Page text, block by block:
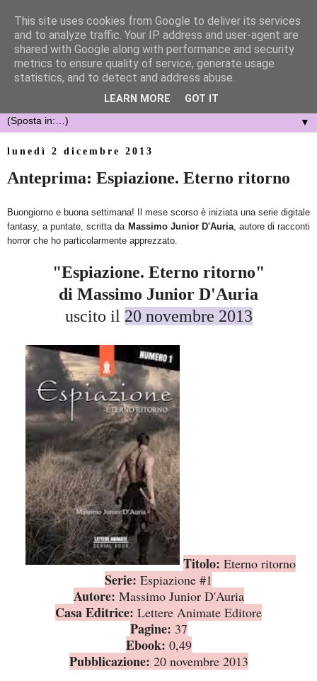
▼
lunedì 2 dicembre 2013
Anteprima: Espiazione. Eterno ritorno
Buongiorno e buona settimana! Il mese scorso è iniziata una serie digitale
fantasy, a puntate, scritta da Massimo Junior D'Auria, autore di racconti
horror che ho particolarmente apprezzato.
"Espiazione. Eterno ritorno"
di Massimo Junior D'Auria
uscito il 20 novembre 2013
Titolo: Eterno ritorno
Serie: Espiazione #1
Autore: Massimo Junior D'Auria
Casa Editrice: Lettere Animate Editore
Pagine: 37
Ebook: 0,49
Pubblicazione: 20 novembre 2013
This site uses cookies from Google to deliver its services
and to analyze traffic. Your IP address and user-agent are
shared with Google along with performance and security
metrics to ensure quality of service, generate usage
statistics, and to detect and address abuse.
LEARN MORE GOT IT